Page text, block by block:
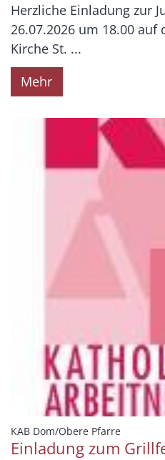
Herzliche Einladung zur
26.07.2026 um 18.00
Kirche St. ...
Mehr
KAB Dom/Obere Pfarre:
Einladung zum